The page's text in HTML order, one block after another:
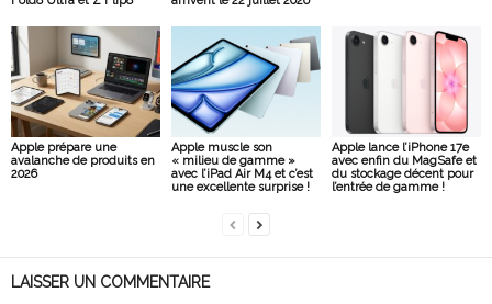
Apple prépare une
avalanche de produits en
2026
Apple muscle son
« milieu de gamme »
avec l’iPad Air M4 et c’est
une excellente surprise !
Apple lance l’iPhone 17e
avec enfin du MagSafe et
du stockage décent pour
l’entrée de gamme !
LAISSER UN COMMENTAIRE